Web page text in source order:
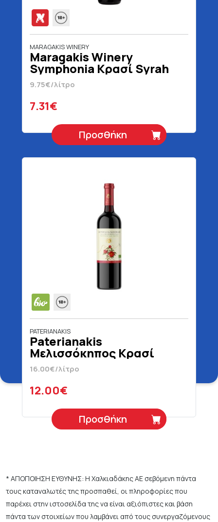
MARAGAKIS WINERY
Maragakis Winery
Symphonia Κρασί Syrah
Ερυθρό 750 ml
9.75€/λίτρο
7.31€
Προσθήκη
PATERIANAKIS
Paterianakis
Μελισσόκηπος Κρασί
Ερυθρό Βιολογικό 750 ml
16.00€/λίτρο
12.00€
Προσθήκη
* ΑΠΟΠΟΙΗΣΗ ΕΥΘΥΝΗΣ: Η Χαλκιαδάκης ΑΕ σεβόμενη πάντα
τους καταναλωτές της προσπαθεί, οι πληροφορίες που
παρέχει στην ιστοσελίδα της να είναι αξιόπιστες και βάση
πάντα των στοιχείων που λαμβάνει από τους συνεργαζόμενους